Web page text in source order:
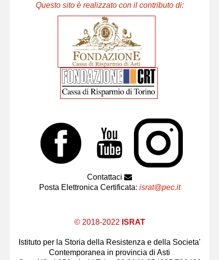
Questo sito è realizzato con il contributo di:
Contattaci
Posta Elettronica Certificata: israt@pec.it
© 2018-2022 ISRAT
Istituto per la Storia della Resistenza e della Societa'
Contemporanea in provincia di Asti